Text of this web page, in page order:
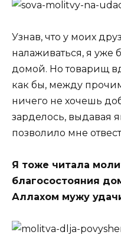
Узнав, что у моих
налаживаться, я уже
домой. Но товарищ
как бы, между
ничего не хочешь
зарделось, выдавая
позволило мне
Я тоже читала
благосостояния
Аллахом мужу